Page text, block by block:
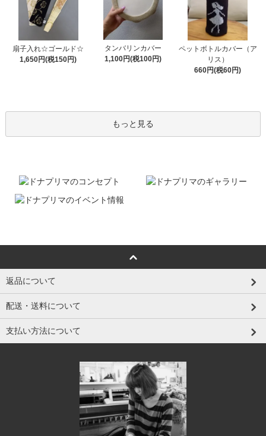
扇子入れ☆ゴールド☆
1,650円(税150円)
タンバリンカバー
1,100円(税100円)
ペットボトルカバー（ア
リス）
660円(税60円)
もっと見る
返品について
配送・送料について
支払い方法について